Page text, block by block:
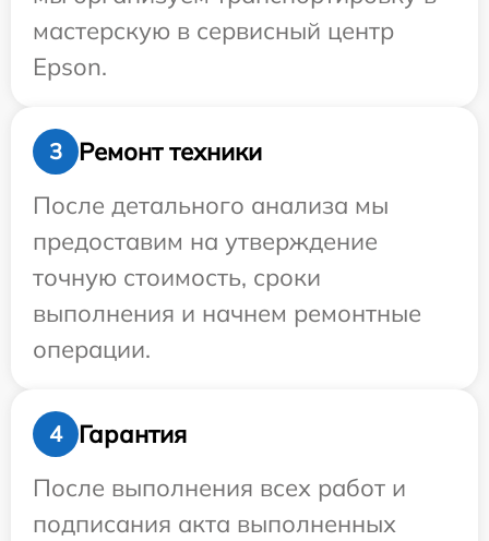
мастерскую в сервисный центр
Epson.
3
Ремонт техники
После детального анализа мы
предоставим на утверждение
точную стоимость, сроки
выполнения и начнем ремонтные
операции.
4
Гарантия
После выполнения всех работ и
подписания акта выполненных